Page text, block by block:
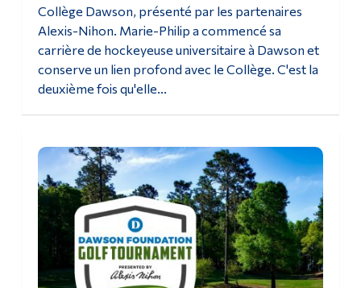
Collège Dawson, présenté par les partenaires
Alexis-Nihon. Marie-Philip a commencé sa
carrière de hockeyeuse universitaire à Dawson et
conserve un lien profond avec le Collège. C'est la
deuxième fois qu'elle...